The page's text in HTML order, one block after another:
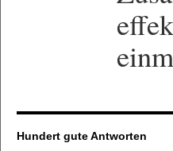
Hundert gute Antworten